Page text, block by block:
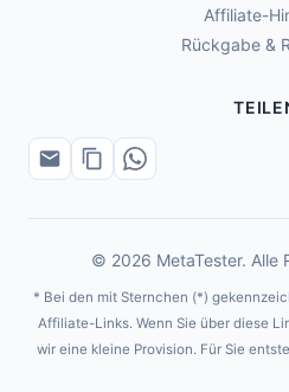
Affiliate-
Rückgabe &
© 2026 MetaTester. Alle
* Bei den mit Sternchen (*)
Affiliate-Links. Wenn Sie über diese
wir eine kleine Provision. Für Sie